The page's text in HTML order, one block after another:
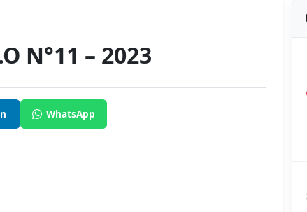
N°11 – 2023
WhatsApp